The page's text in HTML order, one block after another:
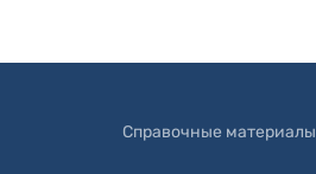
Справочные материалы